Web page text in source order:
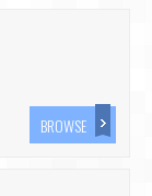
BROWSE